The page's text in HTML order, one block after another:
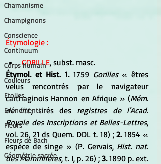
Chamanisme
Champignons
Conscience
Continuum
Corps humain
Couleurs
Etoiles
Evénements
Fleurs
Fleurs de Bach
Géométrie sacrée
Étymologie :
GORILLE, subst. masc.
Étymol. et Hist. 1. 1759 Gorilles « êtres
velus rencontrés par le navigateur
carthaginois Hannon en Afrique » (Mém.
de litt., tirés des registres de l'Acad.
Royale des Inscriptions et Belles-Lettres,
vol. 26, 21 ds Quem. DDL t. 18) ; 2. 1854 «
espèce de singe » (P. Gervais, Hist. nat.
des Mammifères, t. I, p. 26) ; 3. 1890 p. ext.